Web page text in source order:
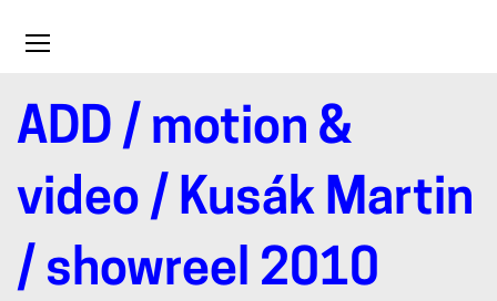
Toggle
ADD / motion &
video / Kusák Martin
/ showreel 2010
showreel
2010